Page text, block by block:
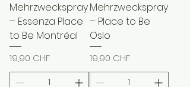
Mehrzweckspray
– Essenza Place
to Be Montréal
Preis
19,90 CHF
Mehrzweckspray
– Place to Be
Oslo
Preis
19,90 CHF